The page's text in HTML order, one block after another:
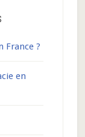
France ?
en